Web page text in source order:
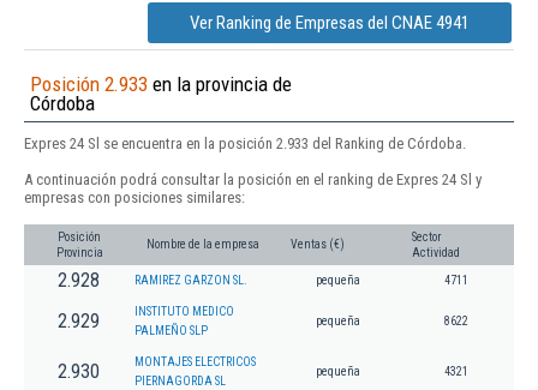
Ver Ranking de Empresas del CNAE 4941
Posición 2.933 en la provincia de
Córdoba
Expres 24 Sl se encuentra en la posición 2.933 del Ranking de Córdoba.
A continuación podrá consultar la posición en el ranking de Expres 24 Sl y
empresas con posiciones similares:
Posición
Provincia
Nombre de la empresa Ventas (€)
Sector
Actividad
2.928 RAMIREZ GARZON SL. pequeña 4711
2.929
INSTITUTO MEDICO
PALMEÑO SLP
pequeña 8622
2.930
MONTAJES ELECTRICOS
PIERNAGORDA SL
pequeña 4321